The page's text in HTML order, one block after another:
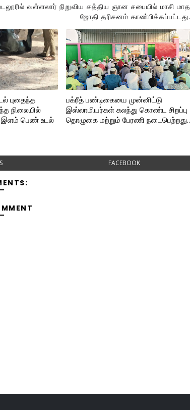
வள்ளலார் நிறுவிய சத்திய ஞான சபையில் மாசி மாத
ஜோதி தரிசனம் காண்பிக்கப்பட்டது.
புதைந்த
நிலையில்
இளம் பெண் உடல்
பக்ரீத் பண்டிகையை முன்னிட்டு
இஸ்லாமியர்கள் கலந்து கொண்ட சிறப்பு
தொழுகை மற்றும் பேரணி நடைபெற்றது..
FACEBOOK